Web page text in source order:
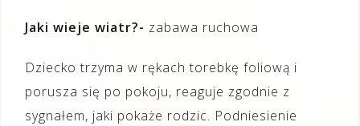
Jaki wieje wiatr?- zabawa ruchowa
Dziecko trzyma w rękach torebkę foliową i
porusza się po pokoju, reaguje zgodnie z
sygnałem, jaki pokaże rodzic. Podniesienie